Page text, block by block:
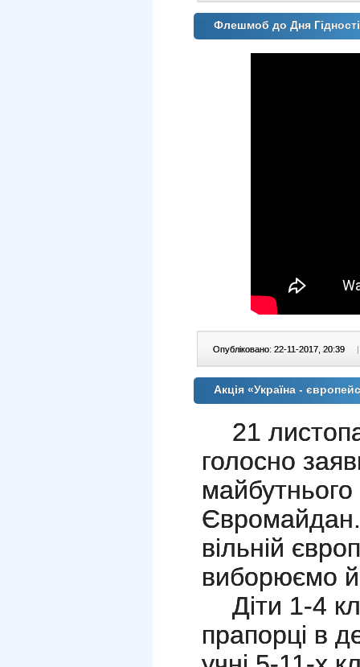
Флешмоб до Дня
Опубліковано: 22-11-2017, 20:39
Акція «Україна -
21
голосно
вільній
виборюємо й
Діти 1-4
прапорці в